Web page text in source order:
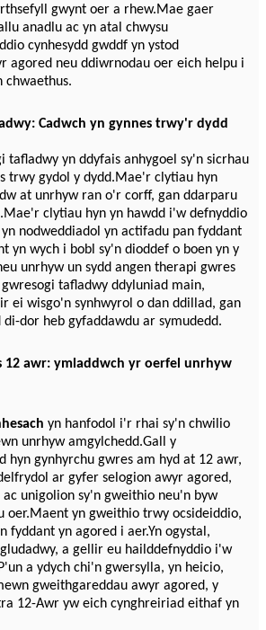
gwynt oer a rhew.Mae gaer
anadlu ac yn atal chwysu
cynhesydd gwddf yn ystod
agored neu ddiwrnodau oer eich helpu i
chwaethus.
Cadwch yn gynnes trwy'r dydd
tafladwy yn ddyfais anhygoel sy'n sicrhau
trwy gydol y dydd.Mae'r clytiau hyn
at unrhyw ran o'r corff, gan ddarparu
clytiau hyn yn hawdd i'w defnyddio
nodweddiadol yn actifadu pan fyddant
yn wych i bobl sy'n dioddef o boen yn y
unrhyw un sydd angen therapi gwres
tafladwy ddyluniad main,
ei wisgo'n synhwyrol o dan ddillad, gan
di-dor heb gyfaddawdu ar symudedd.
12 awr: ymladdwch yr oerfel unrhyw
yn hanfodol i'r rhai sy'n chwilio
unrhyw amgylchedd.Gall y
hyn gynhyrchu gwres am hyd at 12 awr,
ar gyfer selogion awyr agored,
unigolion sy'n gweithio neu'n byw
oer.Maent yn gweithio trwy ocsideiddio,
fyddant yn agored i aer.Yn ogystal,
a gellir eu hailddefnyddio i'w
a ydych chi'n gwersylla, yn heicio,
gweithgareddau awyr agored, y
12-Awr yw eich cynghreiriad eithaf yn